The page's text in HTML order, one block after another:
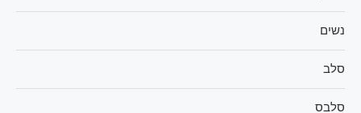
נשים
סלב
סלבס